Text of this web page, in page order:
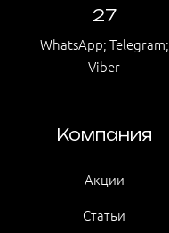
27
WhatsApp; Telegram;
Viber
Компания
Акции
Статьи